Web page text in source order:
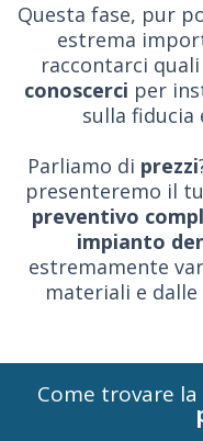
Questa fase, pur
estrema
raccontarci
conoscerci per
sulla fiducia
Parliamo di prezzi
presenteremo il
preventivo
impianto
estremamente
materiali e
Come trovare la